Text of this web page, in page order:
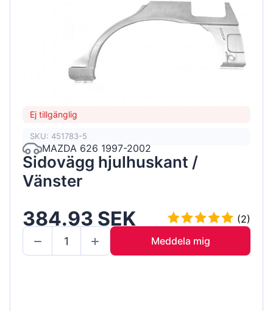
Ej tillgänglig
SKU: 451783-5
MAZDA 626 1997-2002
Sidovägg hjulhuskant /
Vänster
384.93 SEK
(2)
Meddela mig